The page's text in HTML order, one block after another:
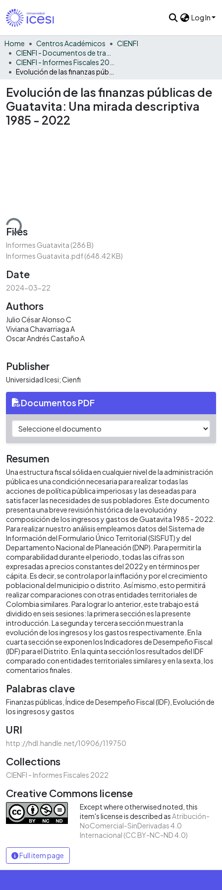
Log In
Home Centros Académicos
CIENFI
Evolución de las finanzas públicas de
Guatavita: Una mirada descriptiva
1985 - 2022
Files
Informes Guatavita (286 B)
Informes Guatavita.pdf(648.42 KB)
Date
2024-03-22
Authors
Julio César Alonso C
Viviana Chavarriaga A
Oscar Andrés Castaño A
Publisher
Universidad Icesi; Cienfi
Documentos PDF
Resumen
Una estructura fiscal sólida en cualquier nivel de la administración
pública es una condición necesaria para realizar todas las
acciones de política pública imperiosas y las deseadas para
satisfacer las necesidades de sus pobladores. Este documento
presenta una breve revisión histórica de la evolución y
composición de los ingresos y gastos de Guatavita 1985 - 2022.
Para realizar nuestro análisis empleamos datos del Sistema de
Información del Formulario Único Territorial (SISFUT) y del
Departamento Nacional de Planeación (DNP). Para permitir la
comparabilidad durante el periodo, todas las cifras son
expresadas a precios constantes del 2022 y en términos per
cápita. Es decir, se controla por la inflación y por el crecimiento
poblacional del municipio o distrito. Así mismo, esto permitirá
realizar comparaciones con otras entidades territoriales de
Colombia similares. Para lograr lo anterior, este trabajo está
dividido en seis sesiones: la primera sección es la presente
introducción. La segunda y tercera sección muestran la
evolución de los ingresos y los gastos respectivamente. En la
cuarta sección se exponen los Indicadores de Desempeño Fiscal
(IDF) para el Distrito. En la quinta sección los resultados del IDF
comparado con entidades territoriales similares y en la sexta, los
comentarios finales.
Palabras clave
Finanzas públicas Índice de Desempeño Fiscal (IDF) Evolución de
los ingresos y gastos
URI
http://hdl.handle.net/10906/119750
Collections
CIENFI - Informes Fiscales 2022
Creative Commons license
Except where otherwised noted, this
item's license is described asAtribución-
NoComercial-SinDerivadas 4.0
Internacional (CC BY-NC-ND 4.0)
Full item page